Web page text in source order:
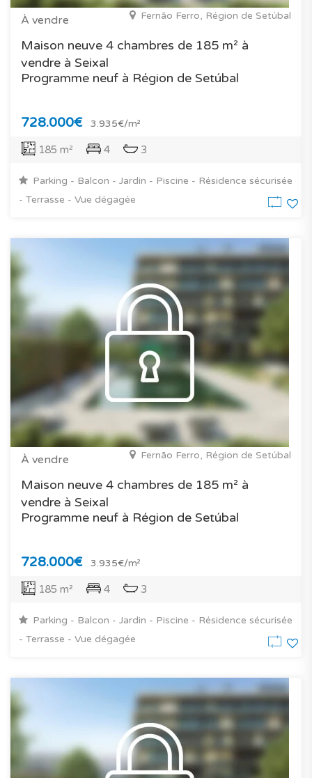
À vendre Fernão Ferro, Région de Setúbal
Maison neuve 4 chambres de 185 m² à
vendre à Seixal
Programme neuf à Région de Setúbal
728.000€ 3.935€/m²
185 m² 4 3
Parking - Balcon - Jardin - Piscine - Résidence sécurisée
- Terrasse - Vue dégagée
À vendre Fernão Ferro, Région de Setúbal
Maison neuve 4 chambres de 185 m² à
vendre à Seixal
Programme neuf à Région de Setúbal
728.000€ 3.935€/m²
185 m² 4 3
Parking - Balcon - Jardin - Piscine - Résidence sécurisée
- Terrasse - Vue dégagée